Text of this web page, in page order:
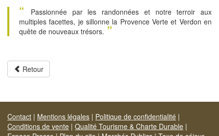
“
Passionnée par les randonnées et notre terroir aux
multiples facettes, je sillonne la Provence Verte et Verdon en
quête de nouveaux trésors. ”
Retour
Contact | Mentions légales | Politique de confidentialité |
Conditions de vente | Qualité Tourisme & Charte Durable |